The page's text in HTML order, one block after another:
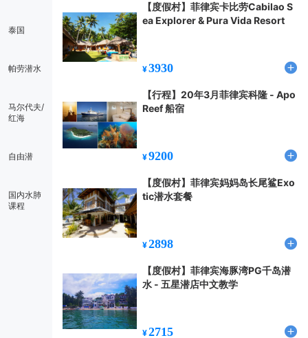
泰国
帕劳潜水
马尔代夫/
红海
自由潜
国内水肺
课程
【度假村】菲律宾卡比劳Cabilao S
ea Explorer & Pura Vida Resort
¥3930
【行程】20年3月菲律宾科隆 - Apo
Reef 船宿
¥9200
【度假村】菲律宾妈妈岛长尾鲨Exo
tic潜水套餐
¥2898
【度假村】菲律宾海豚湾PG千岛潜
水 - 五星潜店中文教学
¥2715